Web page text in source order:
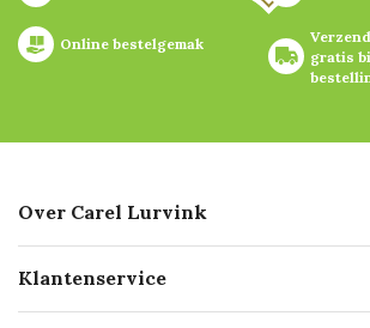
Online bestelgemak
gratis
Over Carel Lurvink
Geschiedenis
Klantenservice